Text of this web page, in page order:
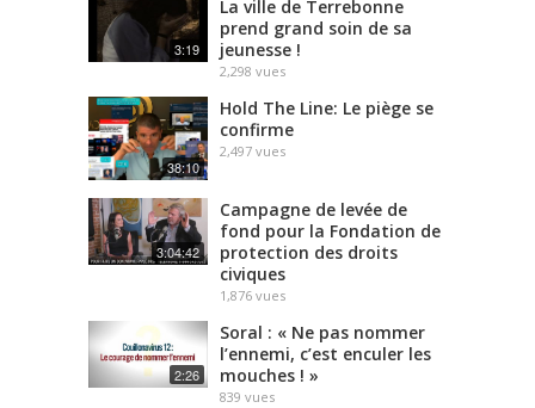
3:19
La ville de Terrebonne
prend grand soin de sa
jeunesse !
2,298 vues
38:10
Hold The Line: Le piège se
confirme
2,497 vues
3:04:42
Campagne de levée de
fond pour la Fondation de
protection des droits
civiques
1,876 vues
2:26
Soral : « Ne pas nommer
l’ennemi, c’est enculer les
mouches ! »
839 vues